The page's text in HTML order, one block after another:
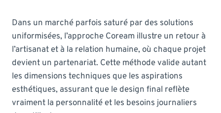
Dans un marché parfois saturé par des solutions
uniformisées, l’approche Coream illustre un retour à
l’artisanat et à la relation humaine, où chaque projet
devient un partenariat. Cette méthode valide autant
les dimensions techniques que les aspirations
esthétiques, assurant que le design final reflète
vraiment la personnalité et les besoins journaliers